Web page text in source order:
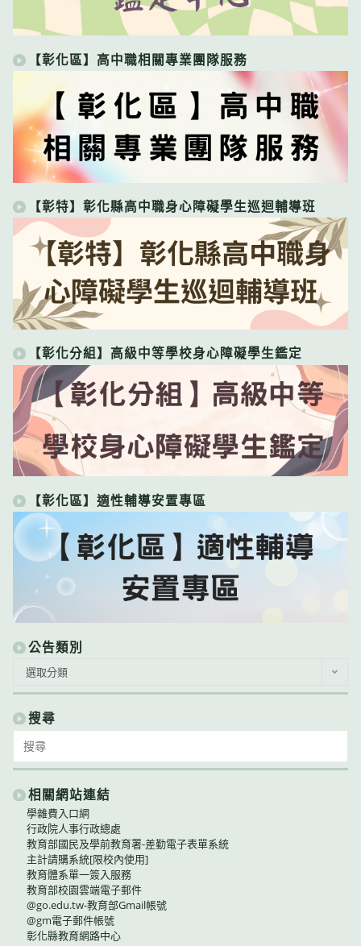
【彰化區】高中職相關專業團隊服務
【彰特】彰化縣高中職身心障礙學生巡迴輔導班
【彰化分組】高級中等學校身心障礙學生鑑定
【彰化區】適性輔導安置專區
公告類別
類
別
選取分類
搜尋
for:
相關網站連結
學雜費入口網
行政院人事行政總處
教育部國民及學前教育署-差勤電子表單系統
主計請購系統[限校內使用]
教育體系單一簽入服務
教育部校園雲端電子郵件
@go.edu.tw-教育部Gmail帳號
@gm電子郵件帳號
彰化縣教育網路中心